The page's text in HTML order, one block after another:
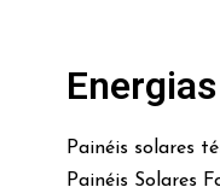
Painéis solares
Painéis Solares